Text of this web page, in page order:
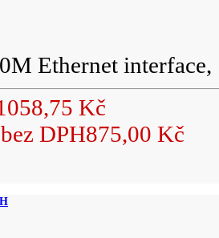
Ethernet interface,
Kč
DPH875,00 Kč